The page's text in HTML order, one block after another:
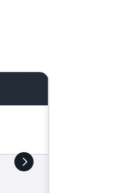
间百分比
：100%